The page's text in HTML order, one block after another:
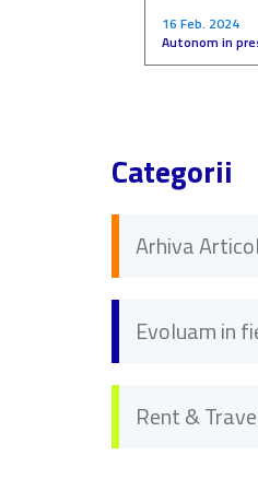
16 Feb. 2024
Autonom in
Categorii
Arhiva
Evoluam in
Rent &